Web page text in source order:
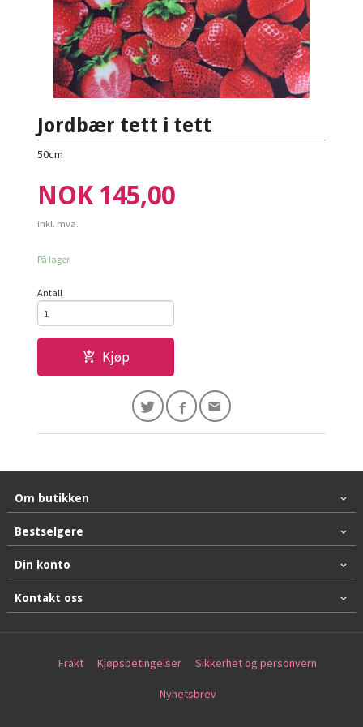
Jordbær tett i tett
50cm
Pris
NOK 145,00
inkl. mva.
På lager
Antall
Kjøp
Om butikken
Bestselgere
Din konto
Kontakt oss
Frakt Kjøpsbetingelser Sikkerhet og personvern
Nyhetsbrev